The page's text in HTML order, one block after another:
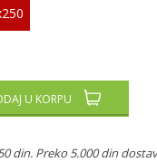
U KORPU
din. Preko 5.000 din